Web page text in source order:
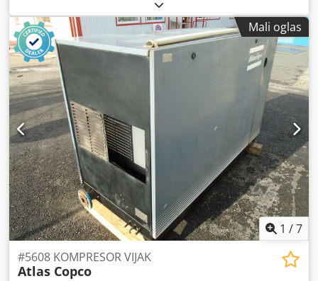
tačnost unetih podataka proveri sa prodajnim osobljem.
Dodpozphrwefx Akljwa Godina proizvodnje: 2012 Radni
sati: 36.734
Mali oglas
1 /7
#5608 KOMPRESOR VIJAK
Atlas Copco